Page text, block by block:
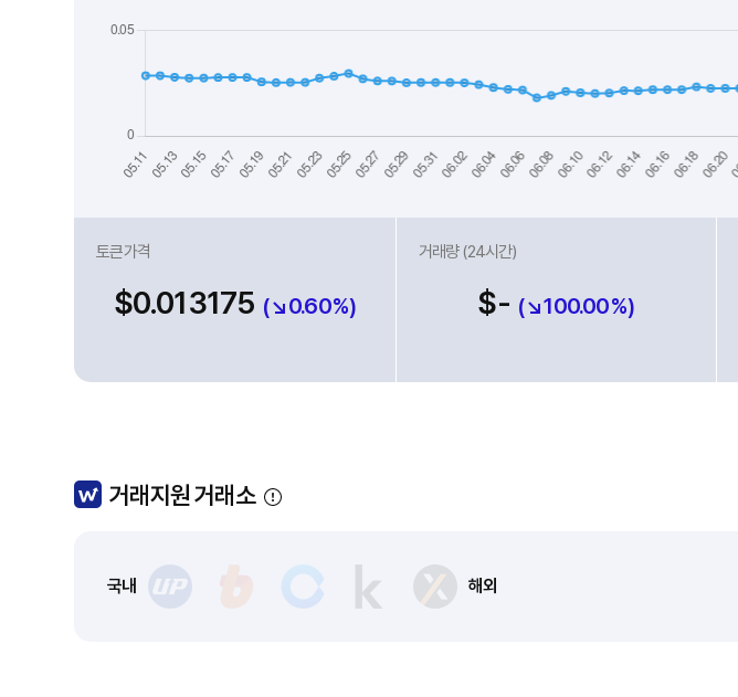
토큰가격
$0.013175 (↘0.60%)
거래량 (24시간)
$- (↘100.00%)
거래지원 거래소
국내 해외